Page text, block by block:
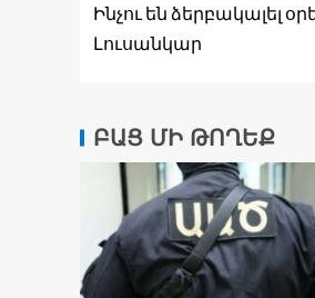
Ինչու են ձերբակալել
Լուսանկար
ԲԱՑ ՄԻ ԹՈՂԵՔ